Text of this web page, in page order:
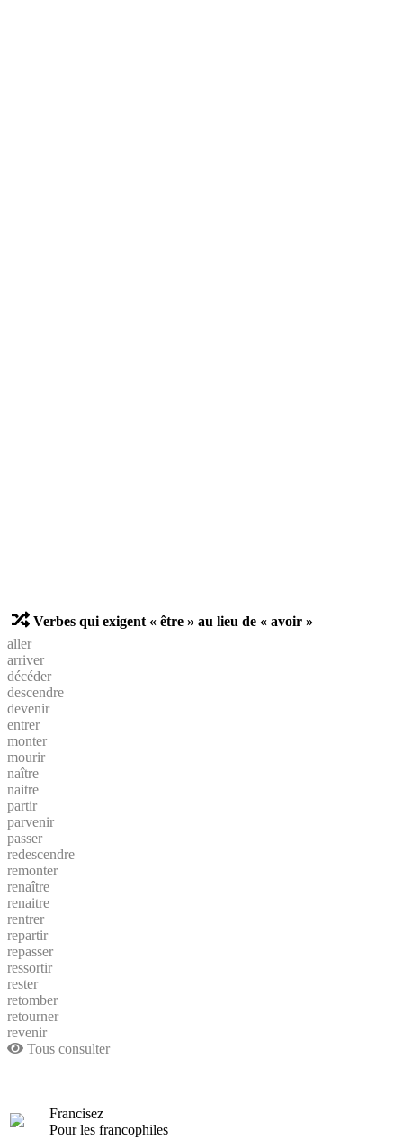
Verbes qui exigent « être » au lieu de « avoir »
aller
arriver
décéder
descendre
devenir
entrer
monter
mourir
naître
naitre
partir
parvenir
passer
redescendre
remonter
renaître
renaitre
rentrer
repartir
repasser
ressortir
rester
retomber
retourner
revenir
Tous consulter
Francisez
Pour les francophiles